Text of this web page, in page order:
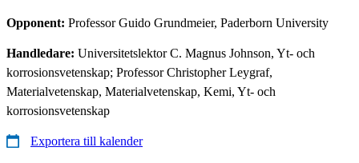
Opponent: Professor Guido Grundmeier, Paderborn University
Handledare: Universitetslektor C. Magnus Johnson, Yt- och
korrosionsvetenskap; Professor Christopher Leygraf,
Materialvetenskap, Materialvetenskap, Kemi, Yt- och
korrosionsvetenskap
Exportera till kalender